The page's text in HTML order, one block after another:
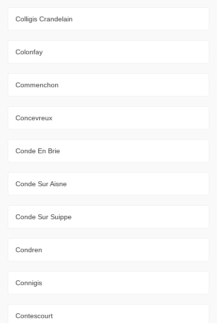
Colligis Crandelain
Colonfay
Commenchon
Concevreux
Conde En Brie
Conde Sur Aisne
Conde Sur Suippe
Condren
Connigis
Contescourt